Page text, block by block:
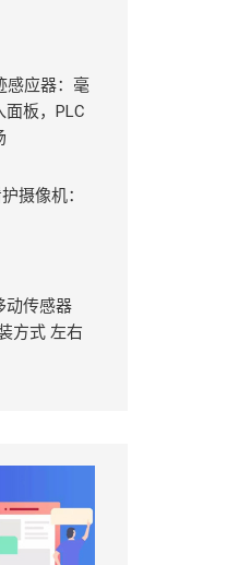
感应器：毫
板，PLC
摄像机：
动传感器
方式 左右